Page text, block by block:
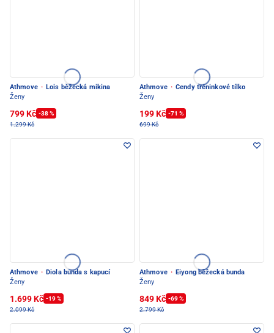
Athmove · Lois běžecká mikina
Ženy
799 Kč -38 %
1.299 Kč
Athmove · Cendy tréninkové tílko
Ženy
199 Kč -71 %
699 Kč
Athmove · Diola bunda s kapucí
Ženy
1.699 Kč -19 %
2.099 Kč
Athmove · Eiyong běžecká bunda
Ženy
849 Kč -69 %
2.799 Kč